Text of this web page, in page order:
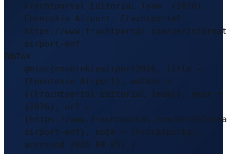
Frachtportal Editorial Team. (2026).
Enontekio Airport. Frachtportal.
https://www.frachtportal.com/de/
airport-enf
BibTeX
@misc{enontekioairport2026, title =
{Enontekio Airport}, author =
{{Frachtportal Editorial Team}}, year =
{2026}, url =
{https://www.frachtportal.com/de/
airport-enf}, note = {Frachtportal,
accessed 2026-08-05} }